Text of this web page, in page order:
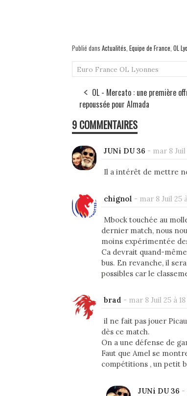
Publié dans Actualités, Equipe de France, OL
Euro France OL Lyonnes
OL - Mercato : une première
repoussée pour Almada
9 COMMENTAIRES
JUNi DU 36 - mar 8 Juil
Il a intérêt de mettre
chignol - mar 8 Juil 25
Mbock touchée au
dernier match, nous
moins expérimentée
Ca devrait quand-
bus. En revanche, il
possibles car le
brad - mar 8 Juil 25 à
il ne fait pas jouer
dès ce match.
On a une défense de
Faut que Amel se
compétitions , un petit
JUNi DU 36 -